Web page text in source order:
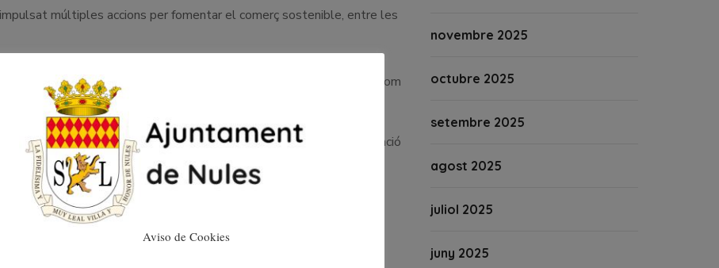
múltiples accions per fomentar el comerç sostenible, entre les
eina per donar visibilitat al comerç de proximitat, destacant valors com
i el compromís amb l’entorn.
ECO-pro, ECO-start) atorgats a comerços després d’una avaluació
comerç sostenible i la realització d’enquestes al comerç local per
proximitat.
novembre 2025
octubre 2025
setembre 2025
agost 2025
juliol 2025
juny 2025
Aviso de Cookies